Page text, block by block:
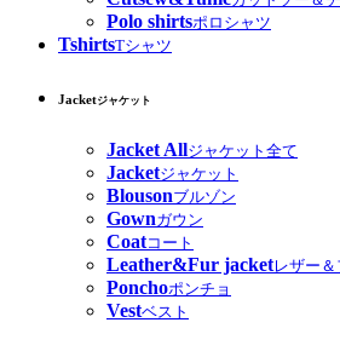
Polo shirtsポロシャツ
TshirtsTシャツ
Jacketジャケット
Jacket Allジャケット全て
Jacketジャケット
Blousonブルゾン
Gownガウン
Coatコート
Leather&Fur jacketレザー＆
Ponchoポンチョ
Vestベスト